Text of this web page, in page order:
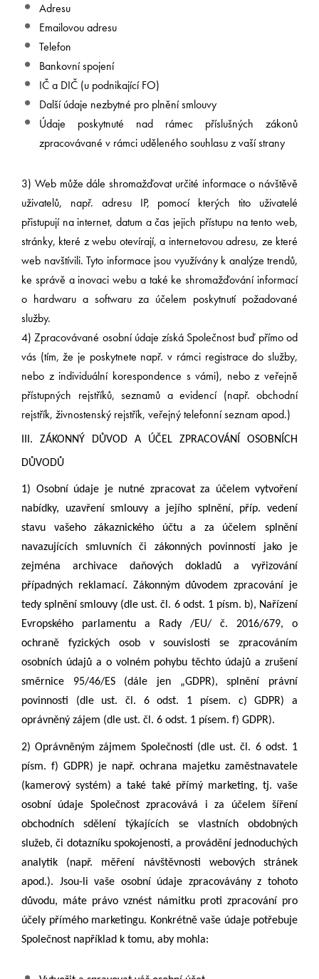
Adresu
Emailovou adresu
Telefon
Bankovní spojení
IČ a DIČ (u podnikající FO)
Další údaje nezbytné pro plnění smlouvy
Údaje poskytnuté nad rámec příslušných zákonů
zpracovávané v rámci uděleného souhlasu z vaší strany
3) Web může dále shromažďovat určité informace o návštěvě
uživatelů, např. adresu IP, pomocí kterých tito uživatelé
přistupují na internet, datum a čas jejich přístupu na tento web,
stránky, které z webu otevírají, a internetovou adresu, ze které
web navštívili. Tyto informace jsou využívány k analýze trendů,
ke správě a inovaci webu a také ke shromažďování informací
o hardwaru a softwaru za účelem poskytnutí požadované
služby.
4) Zpracovávané osobní údaje získá Společnost buď přímo od
vás (tím, že je poskytnete např. v rámci registrace do služby,
nebo z individuální korespondence s vámi), nebo z veřejně
přístupných rejstříků, seznamů a evidencí (např. obchodní
rejstřík, živnostenský rejstřík, veřejný telefonní seznam apod.)
III. ZÁKONNÝ DŮVOD A ÚČEL ZPRACOVÁNÍ OSOBNÍCH
DŮVODŮ
1) Osobní údaje je nutné zpracovat za účelem vytvoření
nabídky, uzavření smlouvy a jejího splnění, příp. vedení
stavu vašeho zákaznického účtua za účelem splnění
navazujících smluvních či zákonných povinností jako je
zejména archivace daňových dokladů a vyřizování
případných reklamací. Zákonným důvodem zpracování je
tedy splnění smlouvy (dle ust. čl. 6 odst. 1 písm. b), Nařízení
Evropského parlamentu a Rady /EU/ č. 2016/679, o
ochraně fyzických osob v souvislosti se zpracováním
osobních údajů a o volném pohybu těchto údajů a zrušení
směrnice 95/46/ES (dále jen „GDPR), splnění právní
povinnosti (dle ust. čl. 6 odst. 1 písem. c) GDPR) a
oprávněný zájem (dle ust. čl. 6 odst. 1 písem. f) GDPR).
2)Oprávněným zájmem Společnosti (dle ust. čl. 6 odst. 1
písm. f) GDPR) je např. ochrana majetku zaměstnavatele
(kamerový systém) a také také přímý marketing, tj. vaše
osobní údaje Společnost zpracovává i za účelem šíření
obchodních sdělení týkajících se vlastních obdobných
služeb, či dotazníku spokojenosti, a provádění jednoduchých
analytik (např. měření návštěvnosti webových stránek
apod.). Jsou-li vaše osobní údaje zpracovávány z tohoto
důvodu, máte právo vznést námitku proti zpracování pro
účely přímého marketingu. Konkrétně vaše údaje potřebuje
Společnost například k tomu, aby mohla: